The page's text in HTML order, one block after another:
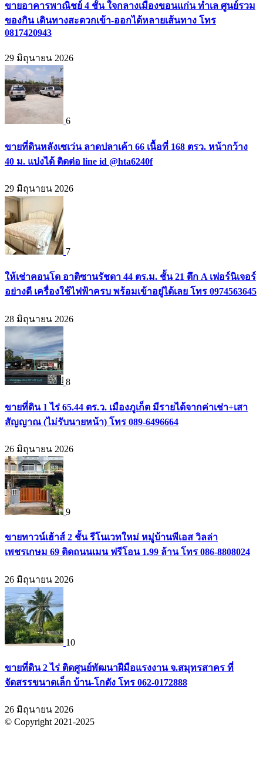
ขายอาคารพาณิชย์ 4 ชั้น ใจกลางเมืองขอนแก่น ทำเล ศูนย์รวม
ของกิน เดินทางสะดวกเข้า-ออกได้หลายเส้นทาง โทร
0817420943
29 มิถุนายน 2026
6
ขายที่ดินหลังเซเว่น ลาดปลาเค้า 66 เนื้อที่ 168 ตรว. หน้ากว้าง
40 ม. แบ่งได้ ติดต่อ line id @hta6240f
29 มิถุนายน 2026
7
ให้เช่าคอนโด อาติซานรัชดา 44 ตร.ม. ชั้น 21 ตึก A เฟอร์นิเจอร์
อย่างดี เครื่องใช้ไฟฟ้าครบ พร้อมเข้าอยู่ได้เลย โทร 0974563645
28 มิถุนายน 2026
8
ขายที่ดิน 1 ไร่ 65.44 ตร.ว. เมืองภูเก็ต มีรายได้จากค่าเช่า+เสา
สัญญาณ (ไม่รับนายหน้า) โทร 089-6496664
26 มิถุนายน 2026
9
ขายทาวน์เฮ้าส์ 2 ชั้น รีโนเวทใหม่ หมู่บ้านพีเอส วิลล่า
เพชรเกษม 69 ติดถนนเมน ฟรีโอน 1.99 ล้าน โทร 086-8808024
26 มิถุนายน 2026
10
ขายที่ดิน 2 ไร่ ติดศูนย์พัฒนาฝีมือแรงงาน จ.สมุทรสาคร ที่
จัดสรรขนาดเล็ก บ้าน-โกดัง โทร 062-0172888
26 มิถุนายน 2026
© Copyright 2021-2025